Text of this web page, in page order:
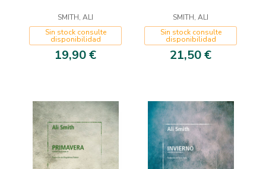
SMITH, ALI
Sin stock consulte
disponibilidad
19,90 €
SMITH, ALI
Sin stock consulte
disponibilidad
21,50 €